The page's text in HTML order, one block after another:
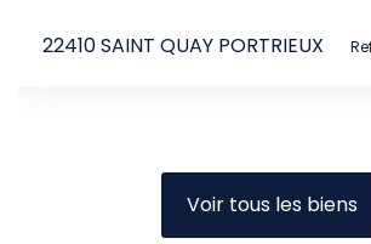
Ref. : 59356408
22410 SAINT QUAY PORTRIEUX
Voir tous les biens